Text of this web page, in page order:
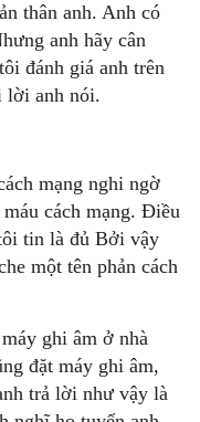
thân anh. Anh có
anh hãy cân
đánh giá anh trên
lời anh nói.
mạng nghi ngờ
cách mạng. Điều
tin là đủ Bởi vậy
một tên phản cách
ghi âm ở nhà
đặt máy ghi âm,
trả lời như vậy là